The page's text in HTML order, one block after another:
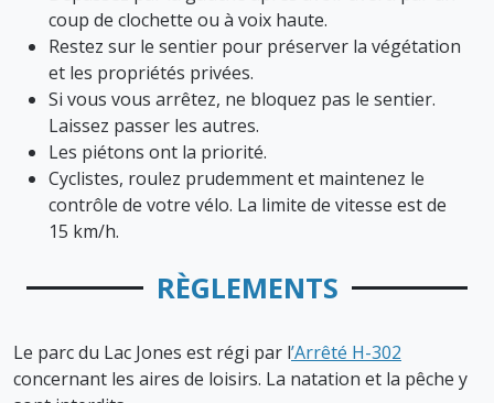
coup de clochette ou à voix haute.
Restez sur le sentier pour préserver la végétation
et les propriétés privées.
Si vous vous arrêtez, ne bloquez pas le sentier.
Laissez passer les autres.
Les piétons ont la priorité.
Cyclistes, roulez prudemment et maintenez le
contrôle de votre vélo. La limite de vitesse est de
15 km/h.
RÈGLEMENTS
Le parc du Lac Jones est régi par l’Arrêté H-302
concernant les aires de loisirs. La natation et la pêche y